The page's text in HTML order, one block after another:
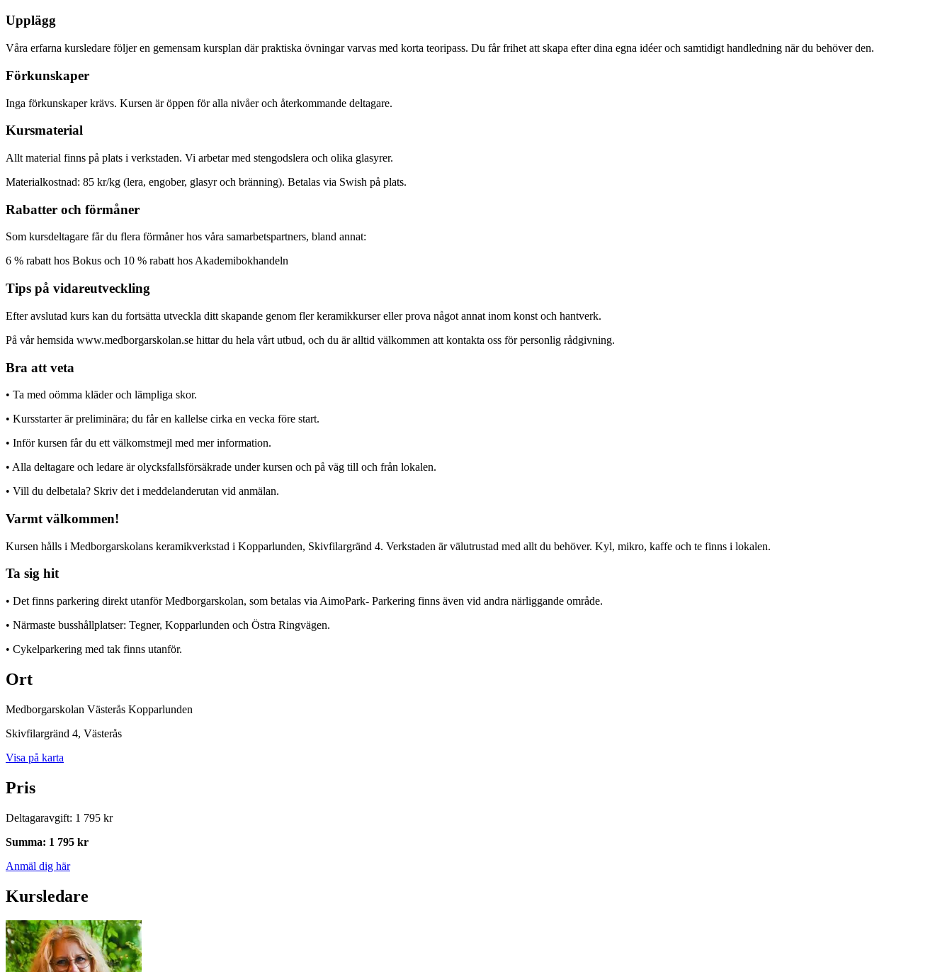
Upplägg
Våra erfarna kursledare följer en gemensam kursplan där praktiska övningar varvas med korta teoripass. Du får frihet att skapa efter dina egna idéer och samtidigt handledning när du behöver den.
Förkunskaper
Inga förkunskaper krävs. Kursen är öppen för alla nivåer och återkommande deltagare.
Kursmaterial
Allt material finns på plats i verkstaden. Vi arbetar med stengodslera och olika glasyrer.
Materialkostnad: 85 kr/kg (lera, engober, glasyr och bränning). Betalas via Swish på plats.
Rabatter och förmåner
Som kursdeltagare får du flera förmåner hos våra samarbetspartners, bland annat:
6 % rabatt hos Bokus och 10 % rabatt hos Akademibokhandeln
Tips på vidareutveckling
Efter avslutad kurs kan du fortsätta utveckla ditt skapande genom fler keramikkurser eller prova något annat inom konst och hantverk.
På vår hemsida www.medborgarskolan.se hittar du hela vårt utbud, och du är alltid välkommen att kontakta oss för personlig rådgivning.
Bra att veta
• Ta med oömma kläder och lämpliga skor.
• Kursstarter är preliminära; du får en kallelse cirka en vecka före start.
• Inför kursen får du ett välkomstmejl med mer information.
• Alla deltagare och ledare är olycksfallsförsäkrade under kursen och på väg till och från lokalen.
• Vill du delbetala? Skriv det i meddelanderutan vid anmälan.
Varmt välkommen!
Kursen hålls i Medborgarskolans keramikverkstad i Kopparlunden, Skivfilargränd 4. Verkstaden är välutrustad med allt du behöver. Kyl, mikro, kaffe och te finns i lokalen.
Ta sig hit
• Det finns parkering direkt utanför Medborgarskolan, som betalas via AimoPark- Parkering finns även vid andra närliggande område.
• Närmaste busshållplatser: Tegner, Kopparlunden och Östra Ringvägen.
• Cykelparkering med tak finns utanför.
Ort
Medborgarskolan Västerås Kopparlunden
Skivfilargränd 4, Västerås
Visa på karta
Pris
Deltagaravgift: 1 795 kr
Summa: 1 795 kr
Anmäl dig här
Kursledare